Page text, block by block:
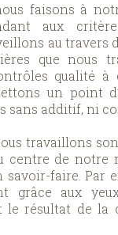
faisons à
aux
au travers
que nous
qualité à
un point
sans additif, ni
travaillons
centre de notre
faire. Par
grâce aux
le résultat de la